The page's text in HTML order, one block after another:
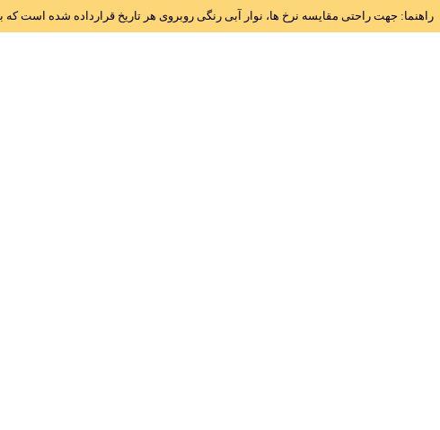
راهنما: جهت راحتی مقایسه نرخ ها، نوار آبی رنگی روبروی هر تاریخ قرارداده شده است